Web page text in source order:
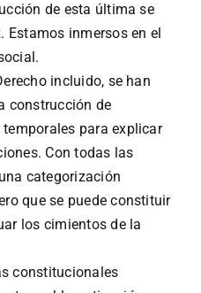
de esta última se
inmersos en el
incluido, se han
construcción de
para explicar
Con todas las
categorización
que se puede constituir
los cimientos de la
constitucionales